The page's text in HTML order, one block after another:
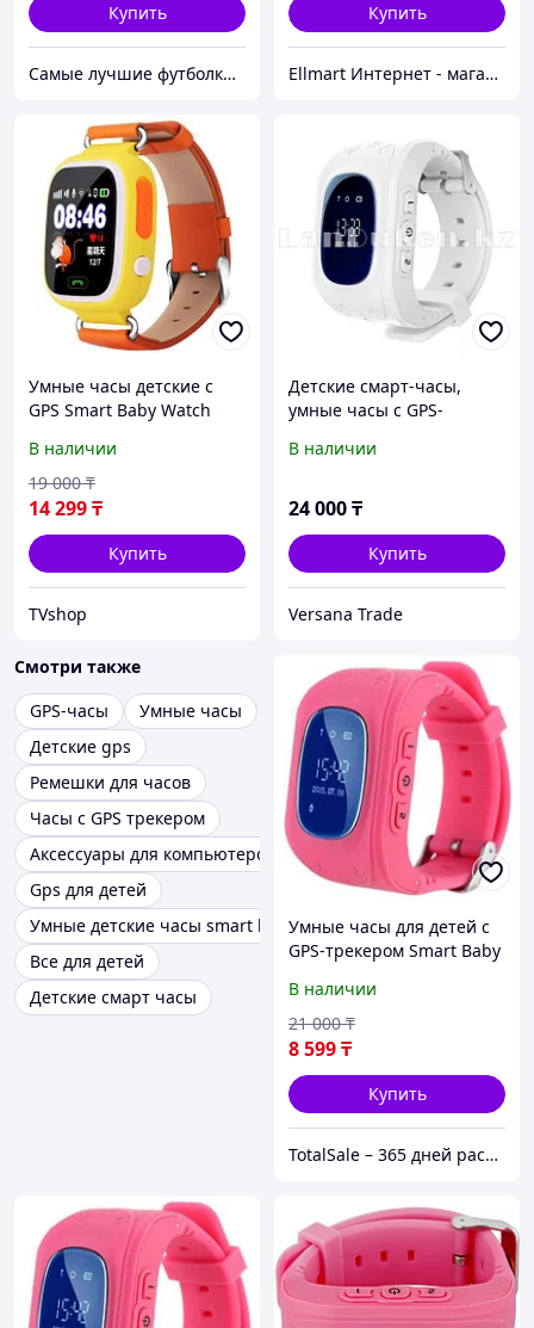
Купить
Самые лучшие футболки на планете продаются тут.
Купить
Ellmart Интернет - магазин
Умные часы детские с
GPS Smart Baby Watch
В наличии
14 299₸
19 000 ₸
Купить
TVshop
Детские смарт-часы,
умные часы с GPS-
Watch (G300)
В наличии
24 000₸
Купить
Versana Trade
Смотри также
GPS-часы
Умные часы
Детские gps
Ремешки для часов
Часы с GPS трекером
Аксессуары для компьютеров и смартфонов
Gps для детей
Умные детские часы smart baby
Все для детей
Детские смарт часы
Умные часы для детей с
GPS-трекером Smart Baby
В наличии
8 599₸
21 000 ₸
Купить
TotalSale – 365 дней распродажи